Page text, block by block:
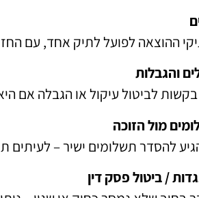
ההוצאה לפועל לתיק אחד, עם
והגבלות
בקשות לביטול עיקול או הגבלה אם
מול הזוכה
להסדר תשלומים ישיר – לעיתים
/ ביטול פסק דין